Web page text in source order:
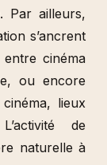
Par ailleurs,
s’ancrent
cinéma
ou encore
lieux
de
naturelle à